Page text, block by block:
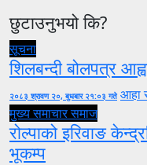
छुटाउनुभयो कि?
सूचना
शिलबन्दी बोलपत्र
२०८३ श्रावण २०, बुधबार २१:०३ गते आहा
मुख्य समाचारसमाज
रोल्पाको इरिवाङ
भूकम्प